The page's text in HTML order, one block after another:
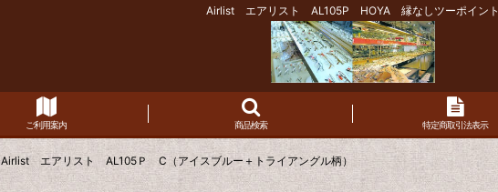
Airlist エアリスト AL105P HOYA 縁なしツーポイント
ご利用案内 商品検索 特定商取引法表示
Airlist エアリスト AL105Ｐ C（アイスブルー＋トライアングル柄）